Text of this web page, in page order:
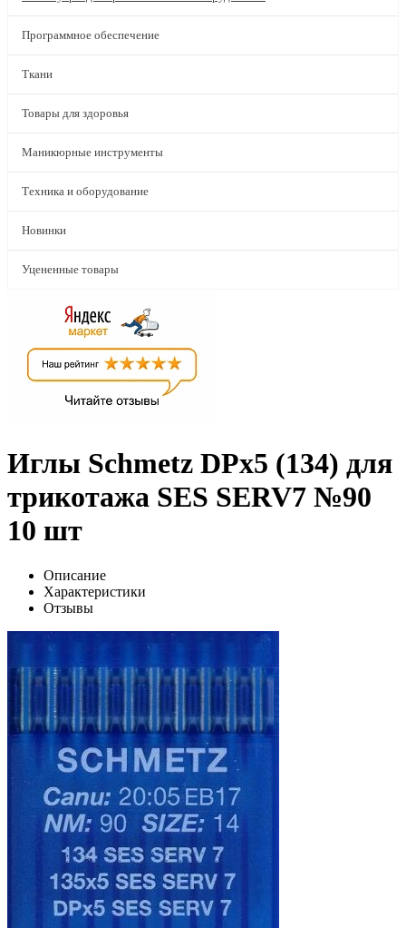
Программное обеспечение
Ткани
Товары для здоровья
Маникюрные инструменты
Техника и оборудование
Новинки
Уцененные товары
Иглы Schmetz DPx5 (134) для
трикотажа SES SERV7 №90
10 шт
Описание
Характеристики
Отзывы